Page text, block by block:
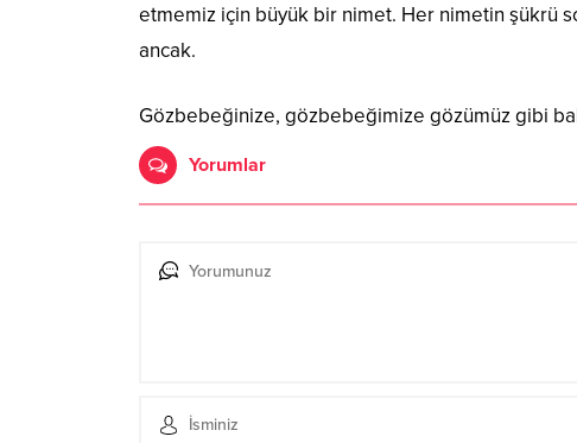
etmemiz için büyük bir nimet. Her nimetin şükrü
ancak.
Gözbebeğinize, gözbebeğimize gözümüz gibi
Yorumlar